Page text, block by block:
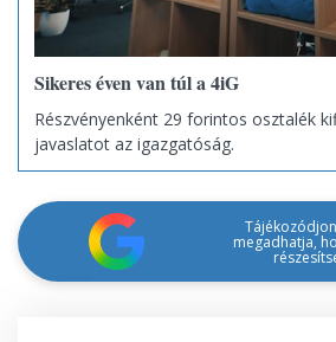
Sikeres éven van túl a 4iG
Részvényenként 29 forintos osztalék
javaslatot az igazgatóság.
megadhatja,